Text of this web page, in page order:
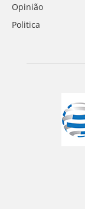
Opinião
Politica